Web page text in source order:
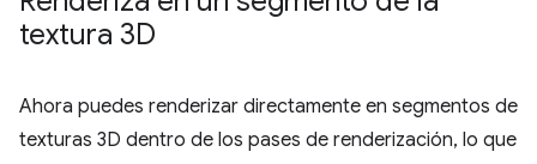
textura 3D
Ahora puedes renderizar directamente en segmentos de
texturas 3D dentro de los pases de renderización, lo que